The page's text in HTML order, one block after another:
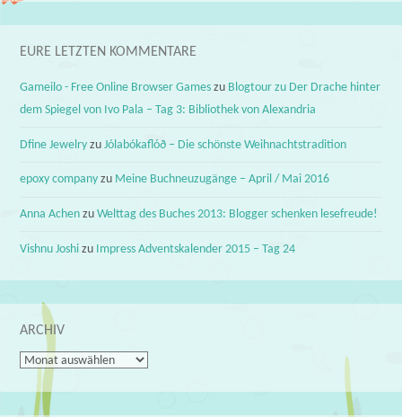
EURE LETZTEN KOMMENTARE
Gameilo - Free Online Browser Games zu Blogtour zu Der Drache hinter
dem Spiegel von Ivo Pala – Tag 3: Bibliothek von Alexandria
Dfine Jewelry zuJólabókaflóð – Die schönste Weihnachtstradition
epoxy company zu Meine Buchneuzugänge – April / Mai 2016
Anna Achen zuWelttag des Buches 2013: Blogger schenken lesefreude!
Vishnu Joshi zu Impress Adventskalender 2015 – Tag 24
ARCHIV
Archiv